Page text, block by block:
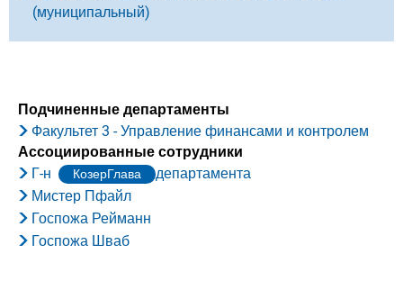
(муниципальный)
Подчиненные департаменты
Факультет 3 - Управление финансами и контролем
Ассоциированные сотрудники
Г-н
КозерГлава
департамента
Мистер Пфайл
Госпожа Рейманн
Госпожа Шваб